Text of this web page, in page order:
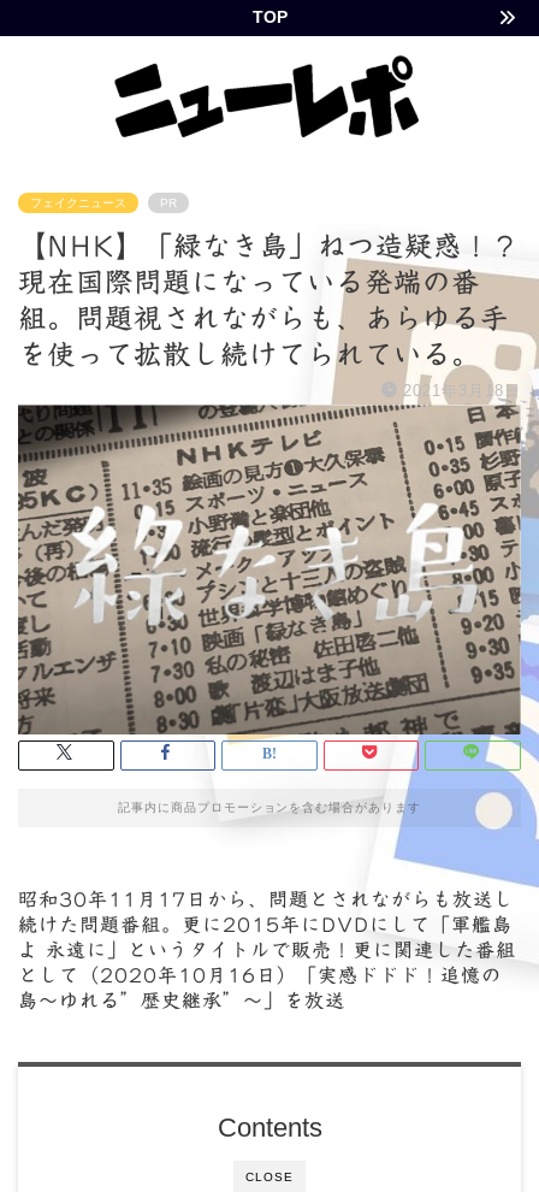
TOP
フェイクニュース PR
【NHK】「緑なき島」ねつ造疑惑！？
現在国際問題になっている発端の番
組。問題視されながらも、あらゆる手
を使って拡散し続けてられている。
2021年3月18日
記事内に商品プロモーションを含む場合があります
昭和30年11月17日から、問題とされながらも放送し
続けた問題番組。更に2015年にDVDにして「軍艦島
よ 永遠に」というタイトルで販売！更に関連した番組
として（2020年10月16日）「実感ドドド！追憶の
島〜ゆれる”歴史継承”〜」を放送
CLOSE
Contents